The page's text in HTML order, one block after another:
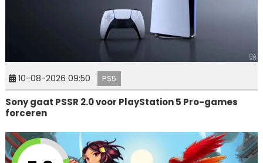
10-08-2026 09:50 PS5
Sony gaat PSSR 2.0 voor PlayStation 5 Pro-games
forceren